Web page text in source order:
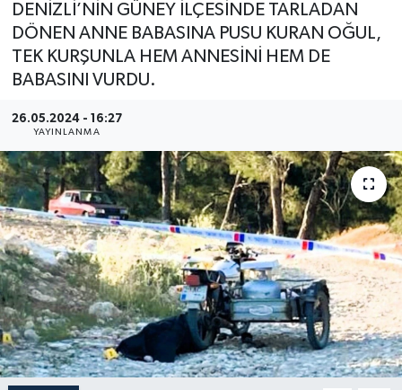
DENİZLİ’NİN GÜNEY İLÇESİNDE TARLADAN
DÖNEN ANNE BABASINA PUSU KURAN OĞUL,
TEK KURŞUNLA HEM ANNESİNİ HEM DE
BABASINI VURDU.
26.05.2024 - 16:27
YAYINLANMA
EĞİTİM
KÜLTÜR SANAT
MAGAZİN
YEREL
Haber Arşivi